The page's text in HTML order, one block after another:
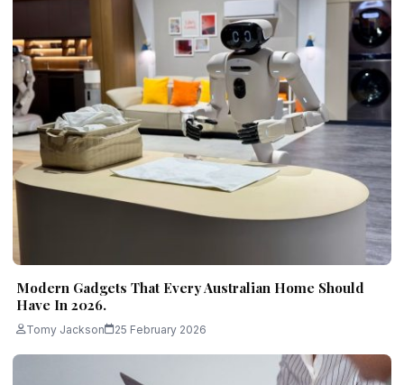
Modern Gadgets That Every Australian Home Should
Have In 2026.
Tomy Jackson 25 February 2026